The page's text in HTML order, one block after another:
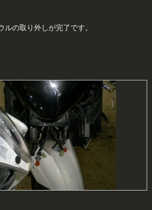
ルの取り外しが完了です。